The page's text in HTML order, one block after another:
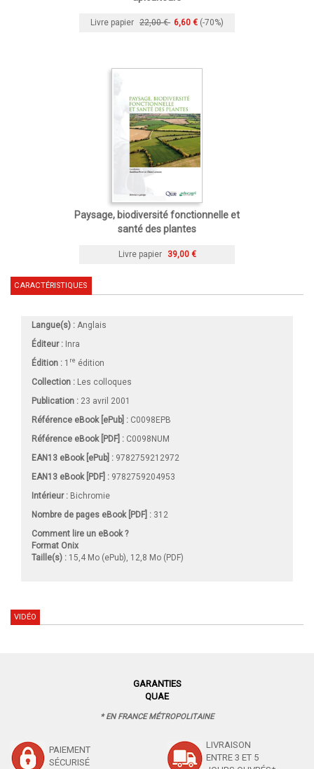
Livre papier 22,00 € 6,60 € (-70%)
Paysage, biodiversité fonctionnelle et
santé des plantes
Livre papier 39,00 €
CARACTÉRISTIQUES
Langue(s) : Anglais
Éditeur : Inra
Édition : 1 re édition
Collection : Les colloques
Publication : 23 avril 2001
Référence eBook [ePub] : C0098EPB
Référence eBook [PDF] : C0098NUM
EAN13 eBook [ePub] : 9782759212972
EAN13 eBook [PDF] : 9782759204953
Intérieur : Bichromie
Nombre de pages eBook [PDF] : 312
Comment lire un eBook ?
Format Onix
Taille(s) : 15,4 Mo (ePub), 12,8 Mo (PDF)
VIDÉO
GARANTIES
QUAE
* EN FRANCE MÉTROPOLITAINE
PAIEMENT
SÉCURISÉ
LIVRAISON
ENTRE 3 ET 5